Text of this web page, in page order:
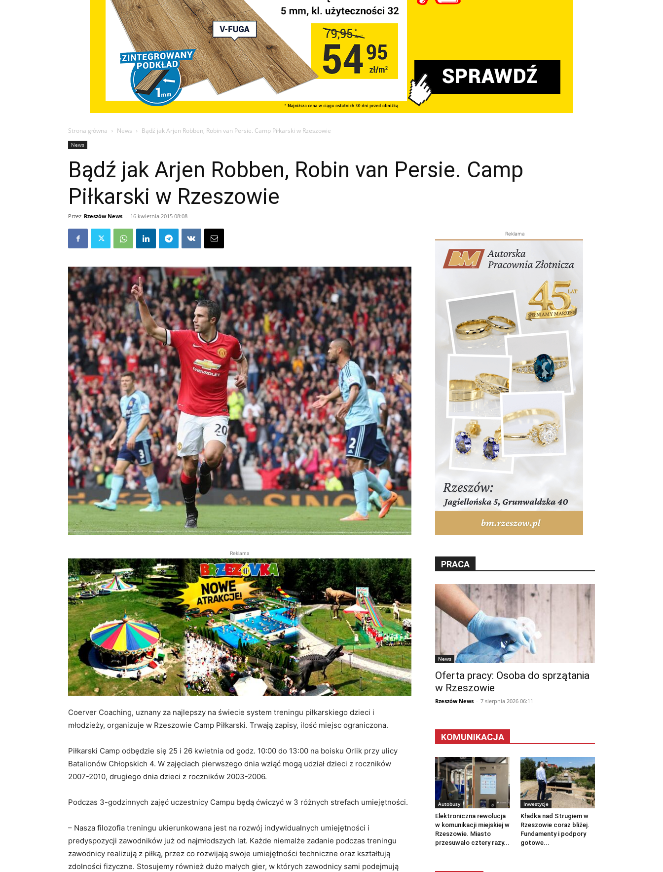
Strona główna News Bądź jak Arjen Robben, Robin van Persie. Camp Piłkarski w Rzeszowie
News
Bądź jak Arjen Robben, Robin van Persie. Camp
Piłkarski w Rzeszowie
Przez Rzeszów News - 16 kwietnia 2015 08:08
Reklama
Coerver Coaching, uznany za najlepszy na świecie system treningu piłkarskiego dzieci i
młodzieży, organizuje w Rzeszowie Camp Piłkarski. Trwają zapisy, ilość miejsc ograniczona.
Piłkarski Camp odbędzie się 25 i 26 kwietnia od godz. 10:00 do 13:00 na boisku Orlik przy ulicy
Batalionów Chłopskich 4. W zajęciach pierwszego dnia wziąć mogą udział dzieci z roczników
2007-2010, drugiego dnia dzieci z roczników 2003-2006.
Podczas 3-godzinnych zajęć uczestnicy Campu będą ćwiczyć w 3 różnych strefach umiejętności.
– Nasza filozofia treningu ukierunkowana jest na rozwój indywidualnych umiejętności i
predyspozycji zawodników już od najmłodszych lat. Każde niemalże zadanie podczas treningu
zawodnicy realizują z piłką, przez co rozwijają swoje umiejętności techniczne oraz kształtują
zdolności fizyczne. Stosujemy również dużo małych gier, w których zawodnicy sami podejmują
Reklama
PRACA
News
Oferta pracy: Osoba do sprzątania
w Rzeszowie
Rzeszów News - 7 sierpnia 2026 06:11
KOMUNIKACJA
Autobusy
Elektroniczna rewolucja
w komunikacji miejskiej w
Rzeszowie. Miasto
przesuwało cztery razy...
Inwestycje
Kładka nad Strugiem w
Rzeszowie coraz bliżej.
Fundamenty i podpory
gotowe...